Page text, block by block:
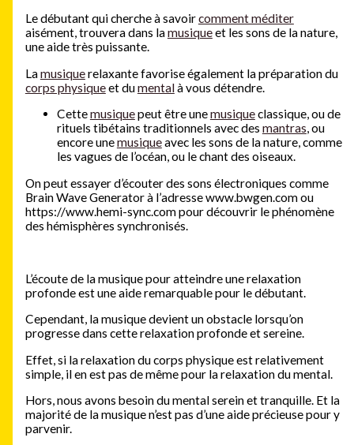
Le débutant qui cherche à savoircomment méditer
aisément, trouvera dans lamusiqueet les sons de la nature,
une aide très puissante.
Lamusiquerelaxante favorise également la préparation du
corps physiqueet dumentalà vous détendre.
Cettemusiquepeut être unemusiqueclassique, ou de
rituels tibétains traditionnels avec des mantras, ou
encore unemusiqueavec les sons de la nature, comme
les vagues de l’océan, ou le chant des oiseaux.
On peut essayer d’écouter des sons électroniques comme
Brain Wave Generator à l’adresse www.bwgen.com ou
https://www.hemi-sync.com pour découvrir le phénomène
des hémisphères synchronisés.
L’écoute de la musique pour atteindre une relaxation
profonde est une aide remarquable pour le débutant.
Cependant, la musique devient un obstacle lorsqu’on
progresse dans cette relaxation profonde et sereine.
Effet, si la relaxation du corps physique est relativement
simple, il en est pas de même pour la relaxation du mental.
Hors, nous avons besoin du mental serein et tranquille. Et la
majorité de la musique n’est pas d’une aide précieuse pour y
parvenir.